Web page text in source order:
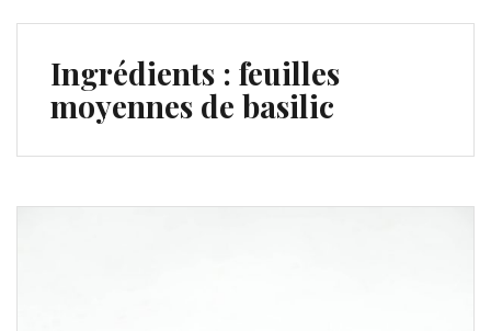
Ingrédients : feuilles
moyennes de basilic